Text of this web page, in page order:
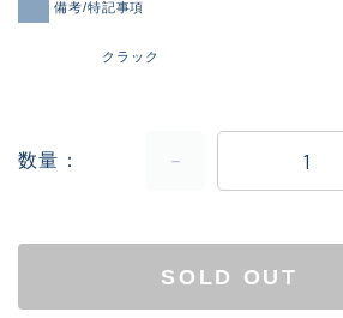
備考/特記事項
クラック
数量
SOLD OUT